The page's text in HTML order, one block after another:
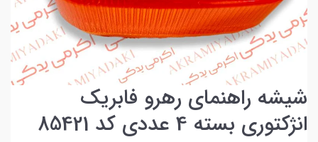
شیشه راهنمای رهرو فابریک
انژکتوری بسته 4 عددی کد 85421